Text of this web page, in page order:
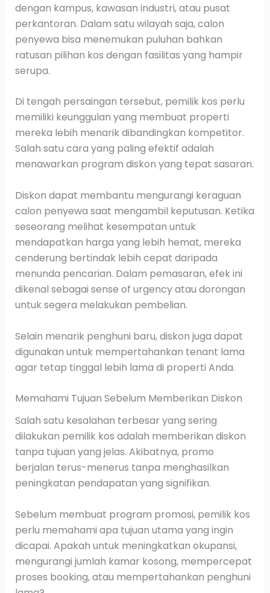
dengan kampus, kawasan industri, atau pusat
perkantoran. Dalam satu wilayah saja, calon
penyewa bisa menemukan puluhan bahkan
ratusan pilihan kos dengan fasilitas yang hampir
serupa.
Di tengah persaingan tersebut, pemilik kos perlu
memiliki keunggulan yang membuat properti
mereka lebih menarik dibandingkan kompetitor.
Salah satu cara yang paling efektif adalah
menawarkan program diskon yang tepat sasaran.
Diskon dapat membantu mengurangi keraguan
calon penyewa saat mengambil keputusan. Ketika
seseorang melihat kesempatan untuk
mendapatkan harga yang lebih hemat, mereka
cenderung bertindak lebih cepat daripada
menunda pencarian. Dalam pemasaran, efek ini
dikenal sebagai sense of urgency atau dorongan
untuk segera melakukan pembelian.
Selain menarik penghuni baru, diskon juga dapat
digunakan untuk mempertahankan tenant lama
agar tetap tinggal lebih lama di properti Anda.
Memahami Tujuan Sebelum Memberikan Diskon
Salah satu kesalahan terbesar yang sering
dilakukan pemilik kos adalah memberikan diskon
tanpa tujuan yang jelas. Akibatnya, promo
berjalan terus-menerus tanpa menghasilkan
peningkatan pendapatan yang signifikan.
Sebelum membuat program promosi, pemilik kos
perlu memahami apa tujuan utama yang ingin
dicapai. Apakah untuk meningkatkan okupansi,
mengurangi jumlah kamar kosong, mempercepat
proses booking, atau mempertahankan penghuni